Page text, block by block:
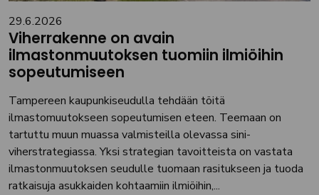
29.6.2026
Viherrakenne on avain
ilmastonmuutoksen tuomiin ilmiöihin
sopeutumiseen
Tampereen kaupunkiseudulla tehdään töitä
ilmastomuutokseen sopeutumisen eteen. Teemaan on
tartuttu muun muassa valmisteilla olevassa sini-
viherstrategiassa. Yksi strategian tavoitteista on vastata
ilmastonmuutoksen seudulle tuomaan rasitukseen ja tuoda
ratkaisuja asukkaiden kohtaamiin ilmiöihin,...